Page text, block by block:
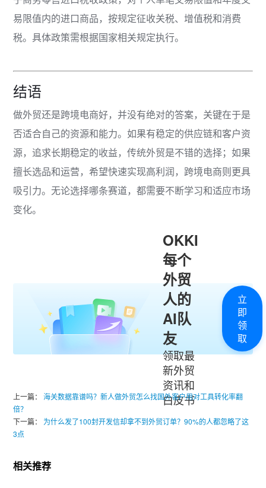
易限值内的进口商品，按规定征收关税、增值税和消费
税。具体政策需根据国家相关规定执行。
结语
做外贸还是跨境电商好，并没有绝对的答案，关键在于是
否适合自己的资源和能力。如果有稳定的供应链和客户资
源，追求长期稳定的收益，传统外贸是不错的选择；如果
擅长选品和运营，希望快速实现高利润，跨境电商则更具
吸引力。无论选择哪条赛道，都需要不断学习和适应市场
变化。
OKKI
每个
外贸
人的
AI队
友
领取最
新外贸
资讯和
白皮书
立
即
领
取
上一篇：海关数据靠谱吗？新人做外贸怎么找国外客户用对工具转化率翻
倍？
下一篇：
为什么发了100封开发信却拿不到外贸订单？90%的人都忽略了这
3点
相关推荐